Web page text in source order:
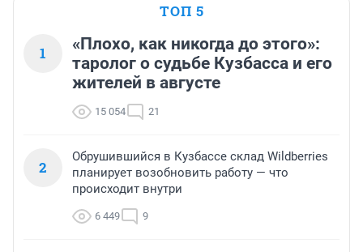
ТОП 5
1
«Плохо, как никогда до этого»:
таролог о судьбе Кузбасса и его
жителей в августе
15 054 21
2
Обрушившийся в Кузбассе склад Wildberries
планирует возобновить работу — что
происходит внутри
6 449 9